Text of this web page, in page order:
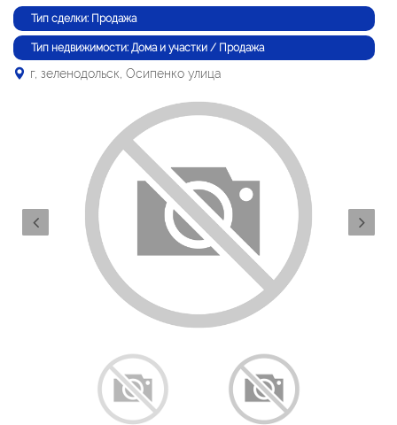
Тип сделки: Продажа
Тип недвижимости: Дома и участки / Продажа
г, зеленодольск, Осипенко улица